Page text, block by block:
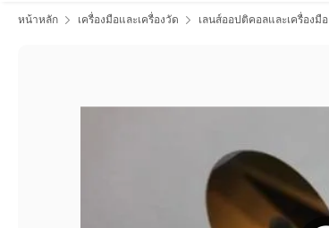
หน้าหลัก เครื่องมือและเครื่องวัด เลนส์ออปติคอลและเครื่องมือ